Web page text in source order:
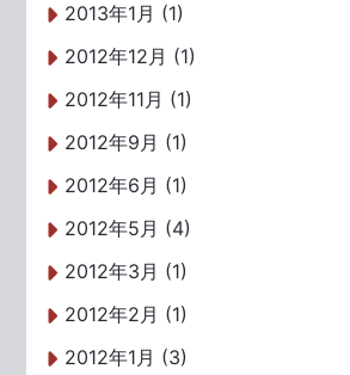
2013年1月 (1)
2012年12月 (1)
2012年11月 (1)
2012年9月 (1)
2012年6月 (1)
2012年5月 (4)
2012年3月 (1)
2012年2月 (1)
2012年1月 (3)